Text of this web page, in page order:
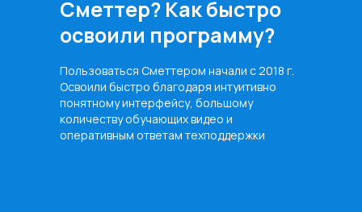
Сметтер? Как быстро
освоили программу?
Пользоваться Сметтером начали с 2018 г.
Освоили быстро благодаря интуитивно
понятному интерфейсу, большому
количеству обучающих видео и
оперативным ответам техподдержки